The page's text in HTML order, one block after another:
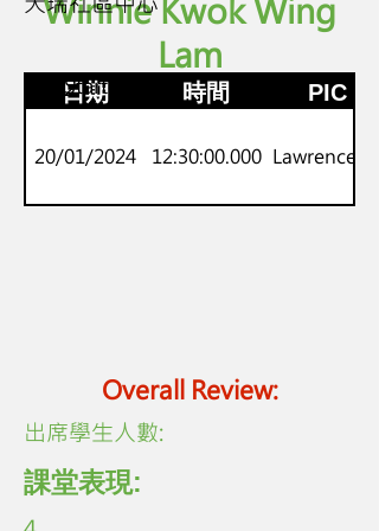
Winnie Kwok Wing
Lam
日期 時間 PIC
20/01/2024 12:30:00.000 Lawrence Lo
Overall Review:
P.1-2
劍橋Starters
​出席學生人數:
課堂表現: